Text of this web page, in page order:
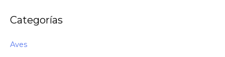
Categorías
Aves